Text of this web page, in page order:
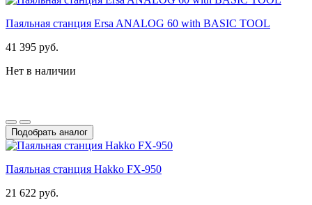
Паяльная станция Ersa ANALOG 60 with BASIC TOOL
41 395 руб.
Нет в наличии
Подобрать аналог
Паяльная станция Hakko FX-950
21 622 руб.